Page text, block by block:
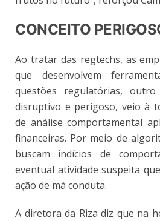
CONCEITO
Ao tratar das regtechs, as
que desenvolvem
questões regulatórias,
disruptivo e perigoso, veio à
de análise comportamental
financeiras. Por meio de
buscam indícios de
eventual atividade suspeita
ação de má conduta.
A diretora da Riza diz que na